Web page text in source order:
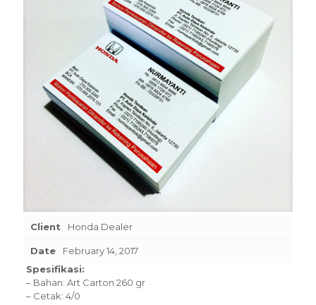
Client Honda Dealer
Date
February 14, 2017
Spesifikasi:
– Bahan: Art Carton 260 gr
– Cetak: 4/0